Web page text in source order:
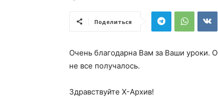
Поделиться
Очень благодарна Вам за Ваши уроки.
не все получалось.
Здравствуйте Х-Архив!